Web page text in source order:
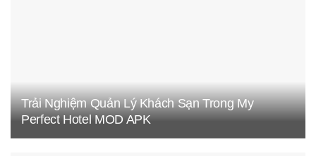
Trải Nghiệm Quản Lý Khách Sạn Trong My
Perfect Hotel MOD APK